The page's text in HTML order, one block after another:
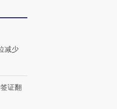
CFO：不靠规模取胜，华
减少
证翻